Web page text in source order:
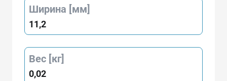
Ширина [мм]
11,2
Вес [кг]
0,02